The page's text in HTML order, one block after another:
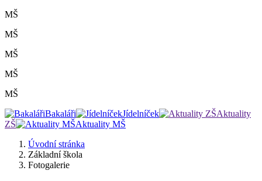
MŠ
MŠ
MŠ
MŠ
MŠ
Bakaláři
Jídelníček
Aktuality
ZŠ
Aktuality MŠ
Úvodní stránka
Základní škola
Fotogalerie